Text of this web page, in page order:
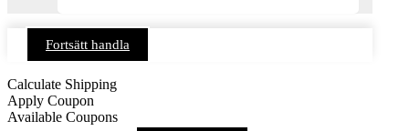
Fortsätt handla
Calculate Shipping
Apply Coupon
Available Coupons